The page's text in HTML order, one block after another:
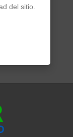
del sitio.